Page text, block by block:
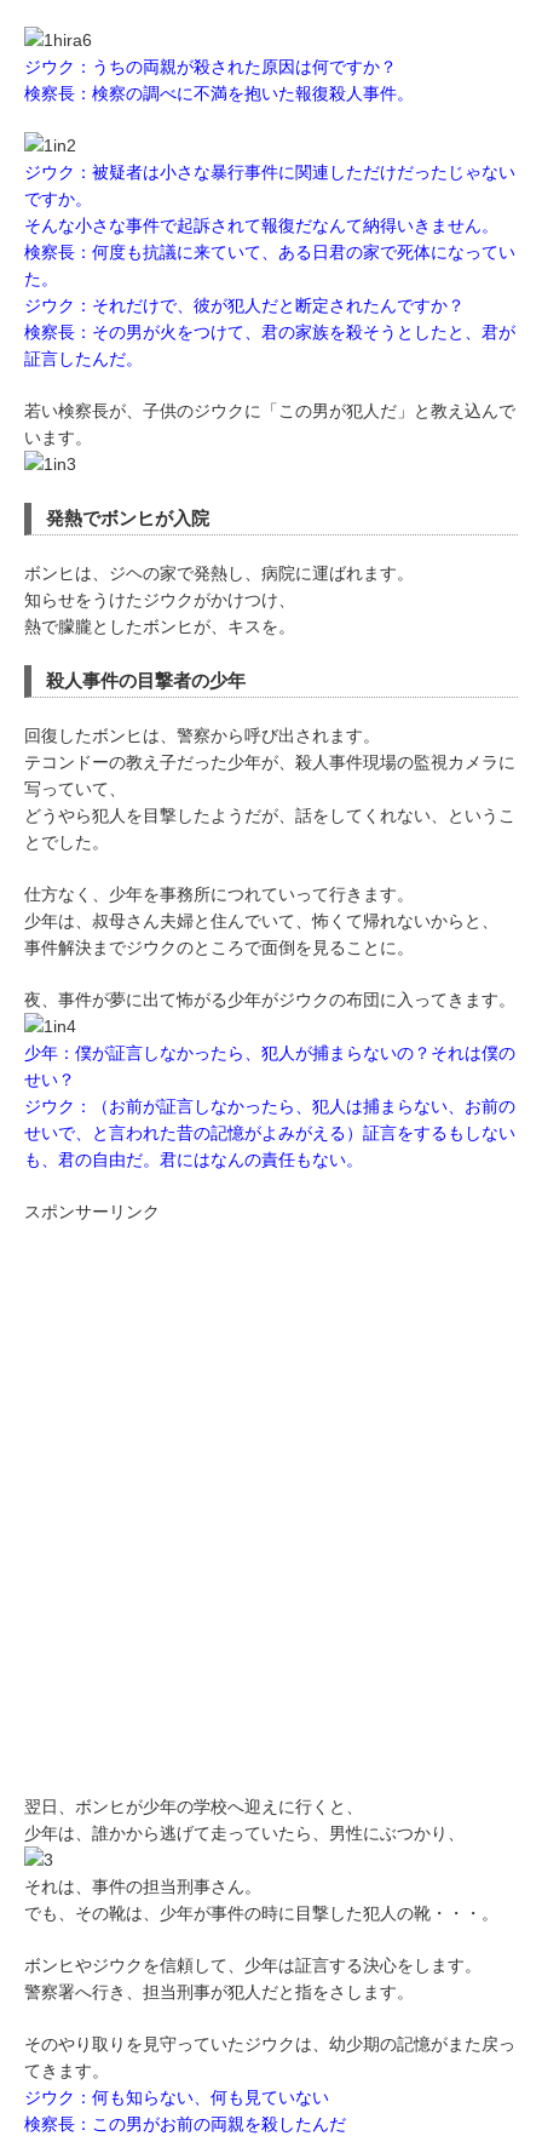
ジウク：うちの両親が殺された原因は何ですか？
検察長：検察の調べに不満を抱いた報復殺人事件。
ジウク：被疑者は小さな暴行事件に関連しただけだったじゃない
ですか。
そんな小さな事件で起訴されて報復だなんて納得いきません。
検察長：何度も抗議に来ていて、ある日君の家で死体になってい
た。
ジウク：それだけで、彼が犯人だと断定されたんですか？
検察長：その男が火をつけて、君の家族を殺そうとしたと、君が
証言したんだ。
若い検察長が、子供のジウクに「この男が犯人だ」と教え込んで
います。
発熱でボンヒが入院
ボンヒは、ジヘの家で発熱し、病院に運ばれます。
知らせをうけたジウクがかけつけ、
熱で朦朧としたボンヒが、キスを。
殺人事件の目撃者の少年
回復したボンヒは、警察から呼び出されます。
テコンドーの教え子だった少年が、殺人事件現場の監視カメラに
写っていて、
どうやら犯人を目撃したようだが、話をしてくれない、というこ
とでした。
仕方なく、少年を事務所につれていって行きます。
少年は、叔母さん夫婦と住んでいて、怖くて帰れないからと、
事件解決までジウクのところで面倒を見ることに。
夜、事件が夢に出て怖がる少年がジウクの布団に入ってきます。
少年：僕が証言しなかったら、犯人が捕まらないの？それは僕の
せい？
ジウク：（お前が証言しなかったら、犯人は捕まらない、お前の
せいで、と言われた昔の記憶がよみがえる）証言をするもしない
も、君の自由だ。君にはなんの責任もない。
スポンサーリンク
翌日、ボンヒが少年の学校へ迎えに行くと、
少年は、誰かから逃げて走っていたら、男性にぶつかり、
それは、事件の担当刑事さん。
でも、その靴は、少年が事件の時に目撃した犯人の靴・・・。
ボンヒやジウクを信頼して、少年は証言する決心をします。
警察署へ行き、担当刑事が犯人だと指をさします。
そのやり取りを見守っていたジウクは、幼少期の記憶がまた戻っ
てきます。
ジウク：何も知らない、何も見ていない
検察長：この男がお前の両親を殺したんだ